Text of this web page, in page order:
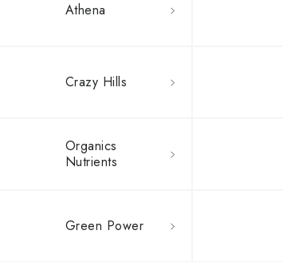
Athena
Crazy Hills
Organics
Nutrients
Green Power